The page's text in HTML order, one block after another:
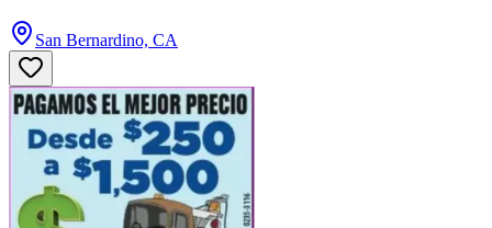
San Bernardino, CA